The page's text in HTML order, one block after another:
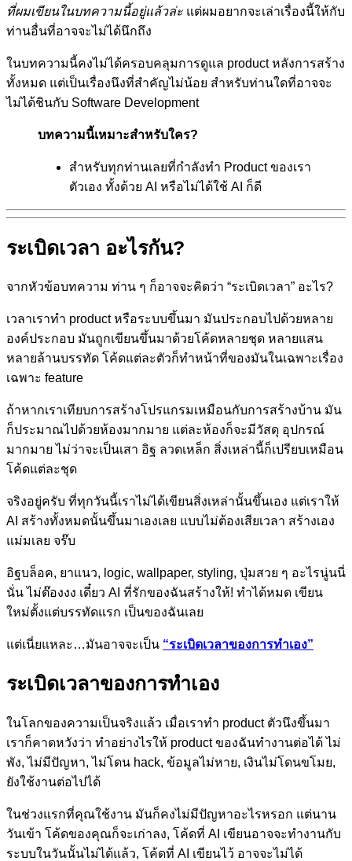
ที่ผมเขียนในบทความนี้อยู่แล้วล่ะ แต่ผมอยากจะเล่าเรื่องนี้ให้กับ
ท่านอื่นที่อาจจะไม่ได้นึกถึง
ในบทความนี้คงไม่ได้ครอบคลุมการดูแล product หลังการสร้าง
ทั้งหมด แต่เป็นเรื่องนึงที่สำคัญไม่น้อย สำหรับท่านใดที่อาจจะ
ไม่ได้ชินกับ Software Development
บทความนี้เหมาะสำหรับใคร?
สำหรับทุกท่านเลยที่กำลังทำ Product ของเรา
ตัวเอง ทั้งด้วย AI หรือไม่ได้ใช้ AI ก็ดี
ระเบิดเวลา อะไรกัน?
จากหัวข้อบทความ ท่าน ๆ ก็อาจจะคิดว่า “ระเบิดเวลา” อะไร?
เวลาเราทำ product หรือระบบขึ้นมา มันประกอบไปด้วยหลาย
องค์ประกอบ มันถูกเขียนขึ้นมาด้วยโค้ดหลายชุด หลายแสน
หลายล้านบรรทัด โค้ดแต่ละตัวก็ทำหน้าที่ของมันในเฉพาะเรื่อง
เฉพาะ feature
ถ้าหากเราเทียบการสร้างโปรแกรมเหมือนกับการสร้างบ้าน มัน
ก็ประมาณไปด้วยห้องมากมาย แต่ละห้องก็จะมีวัสดุ อุปกรณ์
มากมาย ไม่ว่าจะเป็นเสา อิฐ ลวดเหล็ก สิ่งเหล่านี้ก็เปรียบเหมือน
โค้ดแต่ละชุด
จริงอยู่ครับ ที่ทุกวันนี้เราไม่ได้เขียนสิ่งเหล่านั้นขึ้นเอง แต่เราให้
AI สร้างทั้งหมดนั้นขึ้นมาเองเลย แบบไม่ต้องเสียเวลา สร้างเอง
แม่มเลย จร๊บ
อิฐบล็อค, ยาแนว, logic, wallpaper, styling, ปุ่มสวย ๆ อะไรนู่นนี่
นั่น ไม่ต๊องงง เดี๋ยว AI ที่รักของฉันสร้างให้! ทำได้หมด เขียน
ใหม่ตั้งแต่บรรทัดแรก เป็นของฉันเลย
แต่เนี่ยแหละ…มันอาจจะเป็น “ระเบิดเวลาของการทำเอง”
ระเบิดเวลาของการทำเอง
ในโลกของความเป็นจริงแล้ว เมื่อเราทำ product ตัวนึงขึ้นมา
เราก็คาดหวังว่า ทำอย่างไรให้ product ของฉันทำงานต่อได้ ไม่
พัง, ไม่มีปัญหา, ไม่โดน hack, ข้อมูลไม่หาย, เงินไม่โดนขโมย,
ยังใช้งานต่อไปได้
ในช่วงแรกที่คุณใช้งาน มันก็คงไม่มีปัญหาอะไรหรอก แต่นาน
วันเข้า โค้ดของคุณก็จะเก่าลง, โค้ดที่ AI เขียนอาจจะทำงานกับ
ระบบในวันนั้นไม่ได้แล้ว, โค้ดที่ AI เขียนไว้ อาจจะไม่ได้